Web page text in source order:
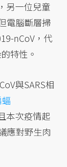
另一位兒童
電腦斷層掃
nCoV，代
特性。
與SARS相
本次疫情起
應對野生肉